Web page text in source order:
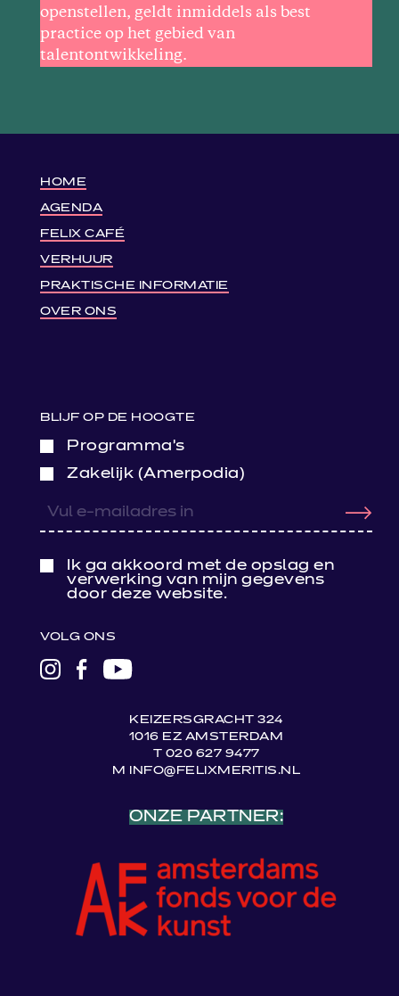
openstellen, geldt inmiddels als best
practice op het gebied van
talentontwikkeling.
HOME
AGENDA
FELIX CAFÉ
VERHUUR
PRAKTISCHE INFORMATIE
OVER ONS
BLIJF OP DE HOOGTE
Programma’s
Zakelijk (Amerpodia)
Ik ga akkoord met de opslag en
verwerking van mijn gegevens
door deze website.
VOLG ONS
LINK
NAAR
LINK
NAAR
LINK
NAAR
KEIZERSGRACHT 324
1016 EZ AMSTERDAM
T 020 627 9477
M INFO@FELIXMERITIS.NL
ONZE PARTNER: